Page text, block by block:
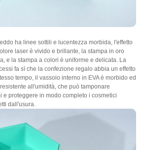
ha linee sottili e lucentezza morbida, l'effetto
laser è vivido e brillante, la stampa in oro
e la stampa a colori è uniforme e delicata. La
fa sì che la confezione regalo abbia un effetto
tempo, il vassoio interno in EVA è morbido ed
all'umidità, che può tamponare
e proteggere in modo completo i cosmetici
dall'usura.